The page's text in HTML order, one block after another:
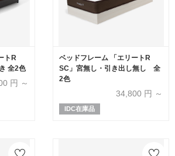
トR
全2色
円 ～
ベッドフレーム 「エリートR
SC」宮無し・引き出し無し 全
2色
34,800 円 ～
IDC在庫品